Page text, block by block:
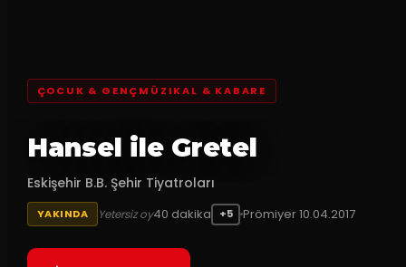
ÇOCUK & GENÇMÜZIKAL & KABARE
Hansel ile Gretel
Eskişehir B.B. Şehir Tiyatroları
YAKINDA Yetersiz oy40 dakika +5 Prömiyer10.04.2017